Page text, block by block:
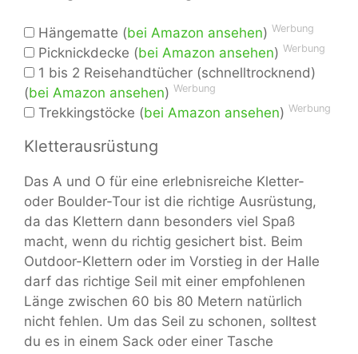
Hängematte (bei Amazon ansehen) Werbung
Picknickdecke (bei Amazon ansehen) Werbung
1 bis 2 Reisehandtücher (schnelltrocknend)
(bei Amazon ansehen) Werbung
Trekkingstöcke (bei Amazon ansehen) Werbung
Kletterausrüstung
Das A und O für eine erlebnisreiche Kletter-
oder Boulder-Tour ist die richtige Ausrüstung,
da das Klettern dann besonders viel Spaß
macht, wenn du richtig gesichert bist. Beim
Outdoor-Klettern oder im Vorstieg in der Halle
darf das richtige Seil mit einer empfohlenen
Länge zwischen 60 bis 80 Metern natürlich
nicht fehlen. Um das Seil zu schonen, solltest
du es in einem Sack oder einer Tasche